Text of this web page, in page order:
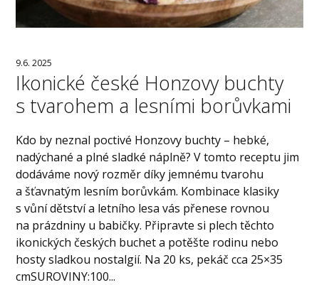
9.6. 2025
Ikonické české Honzovy buchty
s tvarohem a lesními borůvkami
Kdo by neznal poctivé Honzovy buchty – hebké,
nadýchané a plné sladké náplně? V tomto receptu jim
dodáváme nový rozměr díky jemnému tvarohu
a šťavnatým lesním borůvkám. Kombinace klasiky
s vůní dětství a letního lesa vás přenese rovnou
na prázdniny u babičky. Připravte si plech těchto
ikonických českých buchet a potěšte rodinu nebo
hosty sladkou nostalgií. Na 20 ks, pekáč cca 25×35
cmSUROVINY:100...